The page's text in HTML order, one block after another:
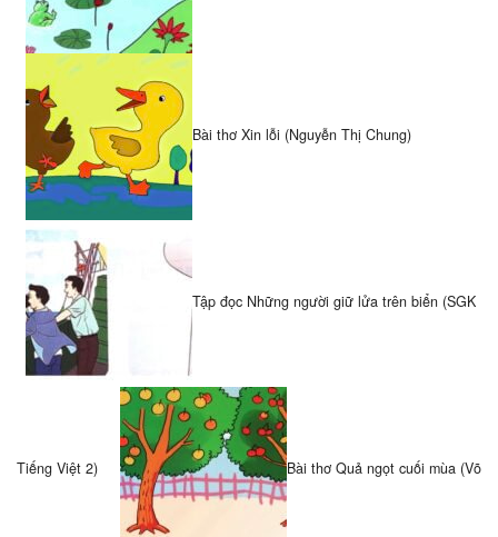
Bài thơ Xin lỗi (Nguyễn Thị Chung)
Tập đọc Những người giữ lửa trên biển (SGK
Tiếng Việt 2) Bài thơ Quả ngọt cuối mùa (Võ